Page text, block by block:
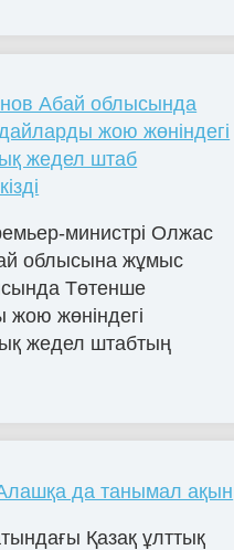
Абай облысында
жою жөніндегі
жедел штаб
министрі Олжас
облысына жұмыс
Төтенше
жөніндегі
жедел штабтың
да танымал ақын
Қазақ ұлттық